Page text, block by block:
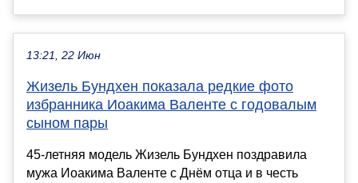
13:21, 22 Июн
Жизель Бундхен показала редкие фото
избранника Иоакима Валенте с годовалым
сыном пары
45-летняя модель Жизель Бундхен поздравила
мужа Иоакима Валенте с Днём отца и в честь